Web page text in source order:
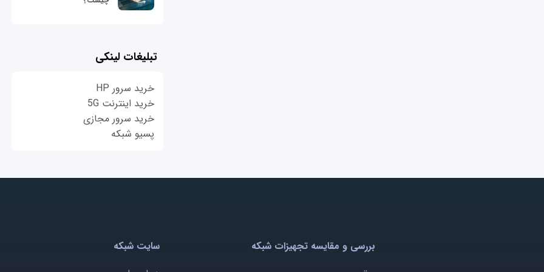
تبلیغات لینکی
خرید سرور HP
خرید اینترنت 5G
خرید سرور مجازی
پسیو شبکه
بررسی و مقایسه تجهیزات شبکه
سایت شبکه